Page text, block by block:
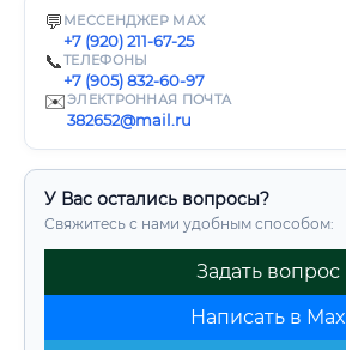
💬 МЕССЕНДЖЕР MAX
+7 (920) 211-67-25
📞ТЕЛЕФОНЫ
+7 (905) 832-60-97
✉️ЭЛЕКТРОННАЯ ПОЧТА
382652@mail.ru
У Вас остались вопросы?
Свяжитесь с нами удобным способом:
Задать вопрос
Написать в Max